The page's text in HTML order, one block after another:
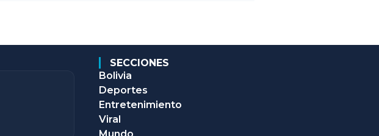
SECCIONES
Bolivia
Deportes
Entretenimiento
Viral